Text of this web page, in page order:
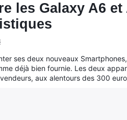
les Galaxy A6
ses deux nouveaux
déjà bien fournie. Les deux
aux alentours des 300